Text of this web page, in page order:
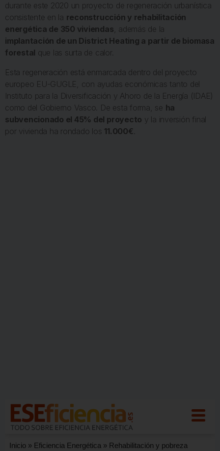
durante este 2020 un proyecto de regeneración urbanística
consistente en la reconstrucción y rehabilitación
energética de 350 viviendas, además de la
implantación de un District Heating a partir de biomasa
forestal que las surta de calor.
Esta regeneración está enmarcada dentro del proyecto
europeo EU-GUGLE, con ayudas económicas tanto del
Instituto para la Diversificación y Ahoro de la Energía (IDAE)
como del Gobierno Vasco. De esta forma, se ha
subvencionado el 45% del proyecto y la inversión final
por vivienda ha rondado los 11.000€.